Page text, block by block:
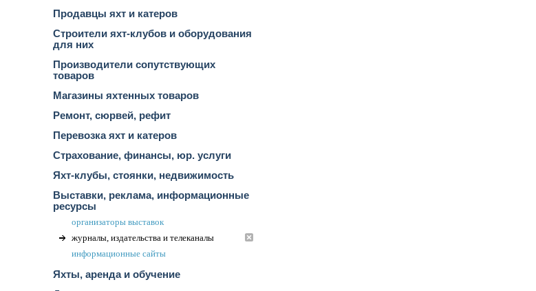
Продавцы яхт и катеров
Строители яхт-клубов и оборудования
для них
Производители сопутствующих
товаров
Магазины яхтенных товаров
Ремонт, сюрвей, рефит
Перевозка яхт и катеров
Страхование, финансы, юр. услуги
Яхт-клубы, стоянки, недвижимость
Выставки, реклама, информационные
ресурсы
организаторы выставок
журналы, издательства и телеканалы
информационные сайты
Яхты, аренда и обучение